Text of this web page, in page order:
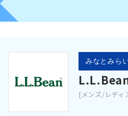
みなとみら
[メンズ/レディ